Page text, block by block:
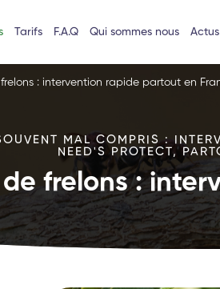
Tarifs F.A.Q Qui sommes nous Actus
: intervention rapide partout en
MAL COMPRIS :
NEED'S PROTECT,
frelons :